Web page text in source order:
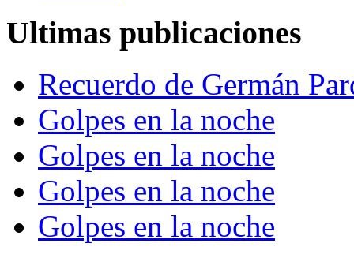
Ultimas publicaciones
Recuerdo de Germán
Golpes en la noche
Golpes en la noche
Golpes en la noche
Golpes en la noche